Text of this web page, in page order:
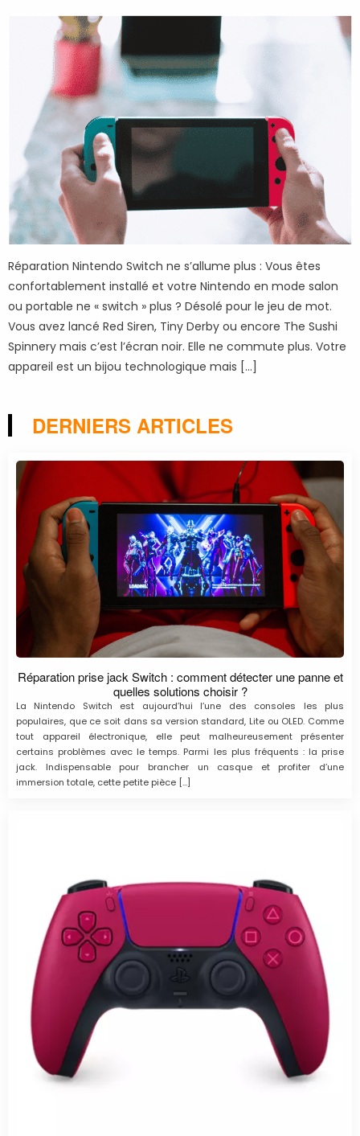
Réparation Nintendo Switch ne s’allume plus : Vous êtes
confortablement installé et votre Nintendo en mode salon
ou portable ne « switch » plus ? Désolé pour le jeu de mot.
Vous avez lancé Red Siren, Tiny Derby ou encore The Sushi
Spinnery mais c’est l’écran noir. Elle ne commute plus. Votre
appareil est un bijou technologique mais […]
DERNIERS ARTICLES
Réparation prise jack Switch : comment détecter une panne et
quelles solutions choisir ?
La Nintendo Switch est aujourd’hui l’une des consoles les plus
populaires, que ce soit dans sa version standard, Lite ou OLED. Comme
tout appareil électronique, elle peut malheureusement présenter
certains problèmes avec le temps. Parmi les plus fréquents : la prise
jack. Indispensable pour brancher un casque et profiter d’une
immersion totale, cette petite pièce […]